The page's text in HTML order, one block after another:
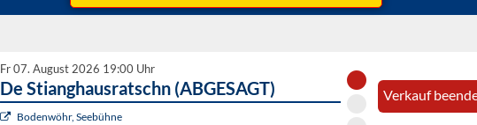
Fr 07. August 2026 19:00 Uhr
De Stianghausratschn (ABGESAGT)
Bodenwöhr, Seebühne
Verkauf